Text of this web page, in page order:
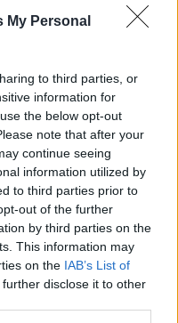
My Personal
to third parties, or
information for
the below opt-out
note that after your
continue seeing
information utilized by
to third parties prior to
out of the further
by third parties on the
This information may
on the IAB’s List of
disclose it to other
Jihlava • obsluha CNC strojů •
• příspěvek na ubytování
zařízení údržby (m/ž) (tř.
• CNC operátor• mzda
na ubytování (Jihlava,
• montážní dělník • mzda 44.700
okres Jihlava)